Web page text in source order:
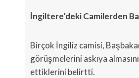
İngiltere’deki Camilerden
Birçok İngiliz camisi,
görüşmelerini askıya
ettiklerini belirtti.